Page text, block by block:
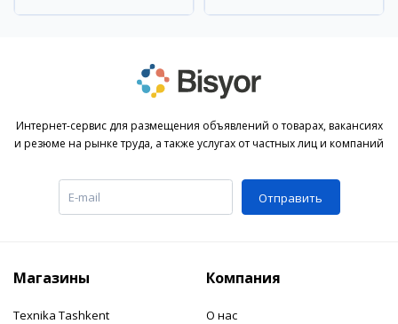
Интернет-сервис для размещения объявлений о товарах, вакансиях
и резюме на рынке труда, а также услугах от частных лиц и компаний
Отправить
Магазины
Texnika Tashkent
Компания
О нас